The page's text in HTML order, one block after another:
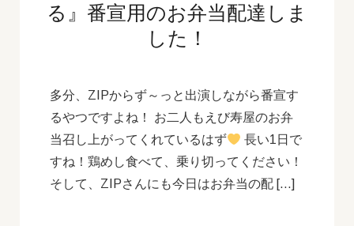
る』番宣用のお弁当配達しま
した！
多分、ZIPからず～っと出演しながら番宣す
るやつですよね！ お二人もえび寿屋のお弁
当召し上がってくれているはず
長い1日で
すね！鶏めし食べて、乗り切ってください！
そして、ZIPさんにも今日はお弁当の配 […]